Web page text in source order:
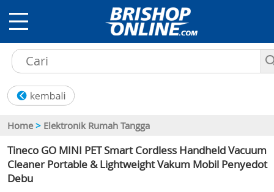
Home > Elektronik Rumah Tangga
Tineco GO MINI PET Smart Cordless Handheld Vacuum
Cleaner Portable & Lightweight Vakum Mobil Penyedot
Debu